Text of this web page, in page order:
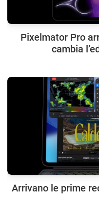
Pixelmator Pro
cambia
Arrivano le prime